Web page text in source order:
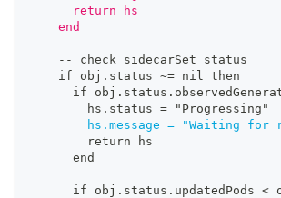
      return hs
    end
- -
check sidecarSet status
    if obj.status ~= nil then
if
        hs.status = "Progressing"
hs.message = "Waiting
        return hs
      end
if obj.status.updatedPods <